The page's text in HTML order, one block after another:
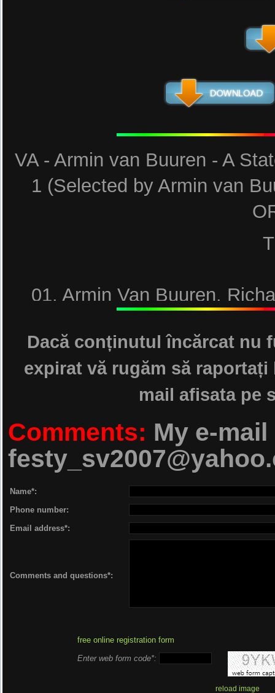
VA - Armin van Buuren - A
1 (Selected by Armin van
01. Armin Van Buuren,
02. Three Drives, Max
03. Ferry Corsten -
04. Giuseppe Ottaviani,
05. Armin Van Buuren,
Rex (Extended Mix) 06.
07. Lustral, Idemi -
08. Armin Van Buuren,
09. Cosmic Gate, Cmd/
10. Superstrings -
Dacă conținutul încărcat nu
expirat vă rugăm să
mail afisata pe
Comments: My e-
Name*:
Phone number:
Email address*:
Comments and questions*:
free online registration form
Enter web form code*:
reload image